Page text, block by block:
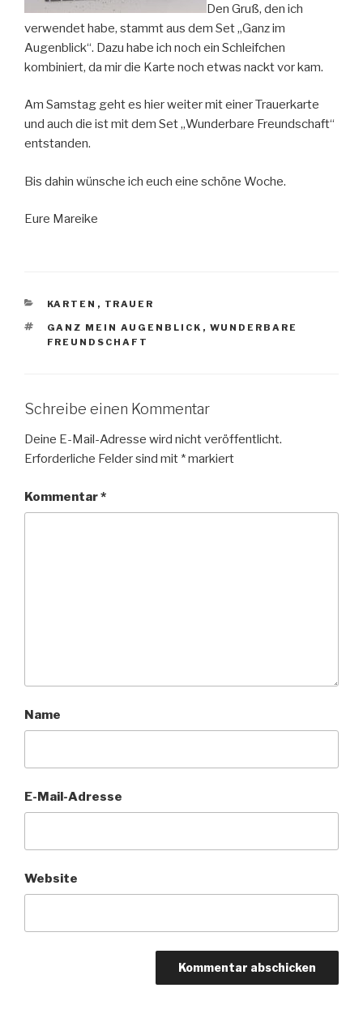
Den Gruß, den ich
verwendet habe, stammt aus dem Set „Ganz im
Augenblick“. Dazu habe ich noch ein Schleifchen
kombiniert, da mir die Karte noch etwas nackt vor kam.
Am Samstag geht es hier weiter mit einer Trauerkarte
und auch die ist mit dem Set „Wunderbare Freundschaft“
entstanden.
Bis dahin wünsche ich euch eine schöne Woche.
Eure Mareike
KATEGORIEN
KARTEN , TRAUER
SCHLAGWÖRTER
GANZ MEIN AUGENBLICK , WUNDERBARE
FREUNDSCHAFT
Schreibe einen Kommentar
Deine E-Mail-Adresse wird nicht veröffentlicht.
Erforderliche Felder sind mit *markiert
Kommentar*
Name
E-Mail-Adresse
Website